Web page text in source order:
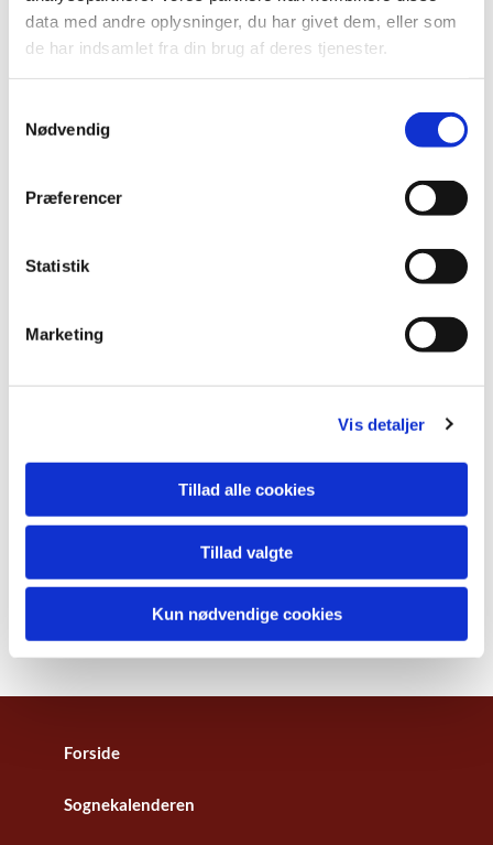
data med andre oplysninger, du har givet dem, eller som
de har indsamlet fra din brug af deres tjenester.
Nødvendig
Præferencer
Statistik
Marketing
Vis detaljer
Tillad alle cookies
Tillad valgte
Kun nødvendige cookies
Du vil måske også kunne lide...
Forside
Sognekalenderen